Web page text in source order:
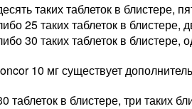
таких таблеток в блистере,
25 таких таблеток в блистере,
30 таких таблеток в блистере,
10 мг существует
таблеток в блистере, три таких